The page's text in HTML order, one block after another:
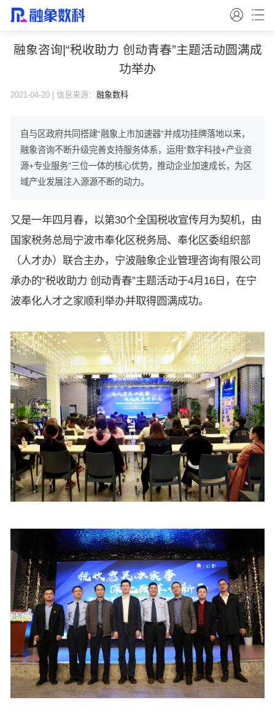
融象咨询|“税收助力 创动青春”主题活动圆满成
功举办
2021-04-20 | 信息来源： 融象数科
自与区政府共同搭建“融象上市加速器”并成功挂牌落地以来，
融象咨询不断升级完善支持服务体系，运用“数字科技+产业资
源+专业服务”三位一体的核心优势，推动企业加速成长，为区
域产业发展注入源源不断的动力。
又是一年四月春，以第30个全国税收宣传月为契机，由
国家税务总局宁波市奉化区税务局、奉化区委组织部
（人才办）联合主办，宁波融象企业管理咨询有限公司
承办的“税收助力 创动青春”主题活动于4月16日，在宁
波奉化人才之家顺利举办并取得圆满成功。